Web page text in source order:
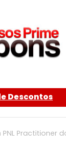
Descontos
Practitioner